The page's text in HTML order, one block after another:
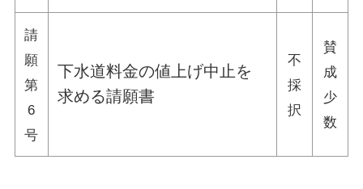
請
願
第
6
号
下水道料金の値上げ中止を
求める請願書
不
採
択
賛
成
少
数